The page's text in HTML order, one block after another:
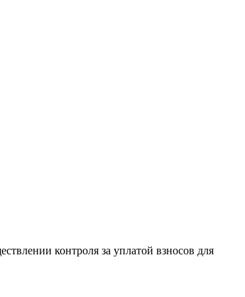
контроля за уплатой взносов для